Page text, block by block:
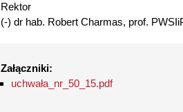
(-) dr hab. Robert Charmas, prof.
Załączniki:
uchwała_nr_50_15.pdf